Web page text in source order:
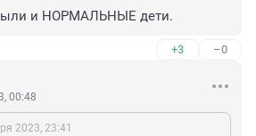
и НОРМАЛЬНЫЕ дети.
+3 –0
00:48
2023, 23:41